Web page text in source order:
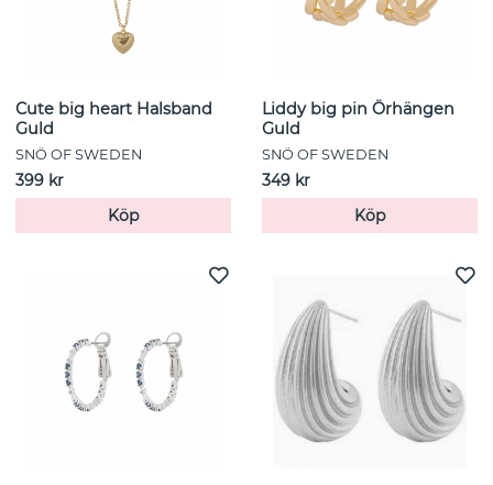
Cute big heart Halsband
Guld
SNÖ OF SWEDEN
399 kr
Köp
Liddy big pin Örhängen
Guld
SNÖ OF SWEDEN
349 kr
Köp